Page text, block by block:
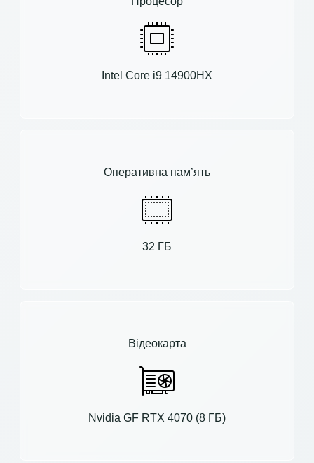
Intel Core i9 14900HX
Оперативна пам’ять
32 ГБ
Відеокарта
Nvidia GF RTX 4070 (8 ГБ)